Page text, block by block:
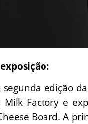
segunda edição
Milk Factory e
Board. A